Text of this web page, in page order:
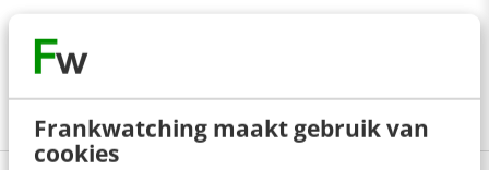
Frankwatching maakt gebruik van
cookies
contentstrategie wil achterhalen. Er is voor ieder wat
wils. Bekijk ons volledige aanbod